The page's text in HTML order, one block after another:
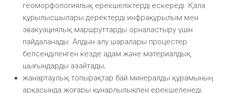
геоморфологиялық ерекшеліктерді ескереді. Қала
құрылысшылары деректерді инфрақұрылым мен
эвакуациялық маршруттарды орналастыру үшін
пайдаланады. Алдын алу шаралары процестер
белсенділенген кезде адам және материалдық
шығындарды азайтады;
жанартаулық топырақтар бай минералды құрамының
арқасында жоғары құнарлылықпен ерекшеленеді.